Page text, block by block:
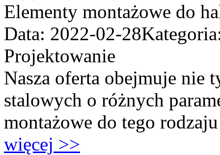
Elementy montażowe do
Data: 2022-02-28
Projektowanie
Nasza oferta obejmuje nie
stalowych o różnych
montażowe do tego
więcej >>